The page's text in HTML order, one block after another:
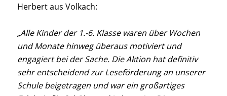
Herbert aus Volkach:
„Alle Kinder der 1.-6. Klasse waren über Wochen
und Monate hinweg überaus motiviert und
engagiert bei der Sache. Die Aktion hat definitiv
sehr entscheidend zur Leseförderung an unserer
Schule beigetragen und war ein großartiges